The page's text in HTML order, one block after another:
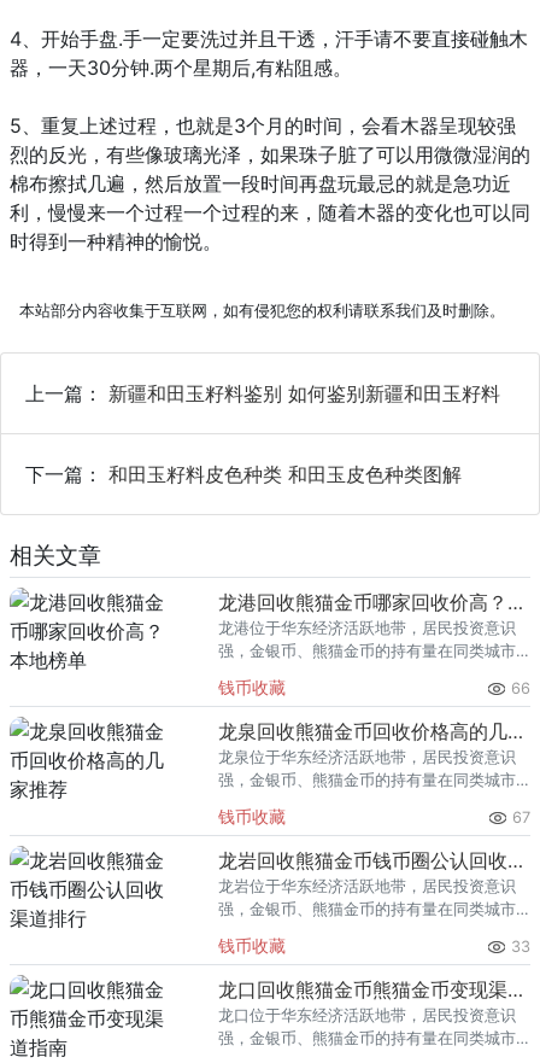
4、开始手盘.手一定要洗过并且干透，汗手请不要直接碰触木
器，一天30分钟.两个星期后,有粘阻感。
5、重复上述过程，也就是3个月的时间，会看木器呈现较强
烈的反光，有些像玻璃光泽，如果珠子脏了可以用微微湿润的
棉布擦拭几遍，然后放置一段时间再盘玩最忌的就是急功近
利，慢慢来一个过程一个过程的来，随着木器的变化也可以同
时得到一种精神的愉悦。
本站部分内容收集于互联网，如有侵犯您的权利请联系我们及时删除。
上一篇： 新疆和田玉籽料鉴别 如何鉴别新疆和田玉籽料
下一篇： 和田玉籽料皮色种类 和田玉皮色种类图解
相关文章
龙港回收熊猫金币哪家回收价高？本地榜单
龙港位于华东经济活跃地带，居民投资意识
强，金银币、熊猫金币的持有量在同类城市
熊猫金币的需求就明显升温，但鱼龙混杂的
回收渠道里，能精准识别版别溢
钱币收藏 66
龙泉回收熊猫金币回收价格高的几家推荐
龙泉位于华东经济活跃地带，居民投资意识
强，金银币、熊猫金币的持有量在同类城市
熊猫金币的需求就明显升温，但鱼龙混杂的
回收渠道里，能精准识别版别溢
钱币收藏 67
龙岩回收熊猫金币钱币圈公认回收渠道排行
龙岩位于华东经济活跃地带，居民投资意识
强，金银币、熊猫金币的持有量在同类城市
熊猫金币的需求就明显升温，但鱼龙混杂的
回收渠道里，能精准识别版别溢
钱币收藏 33
龙口回收熊猫金币熊猫金币变现渠道指南
龙口位于华东经济活跃地带，居民投资意识
强，金银币、熊猫金币的持有量在同类城市